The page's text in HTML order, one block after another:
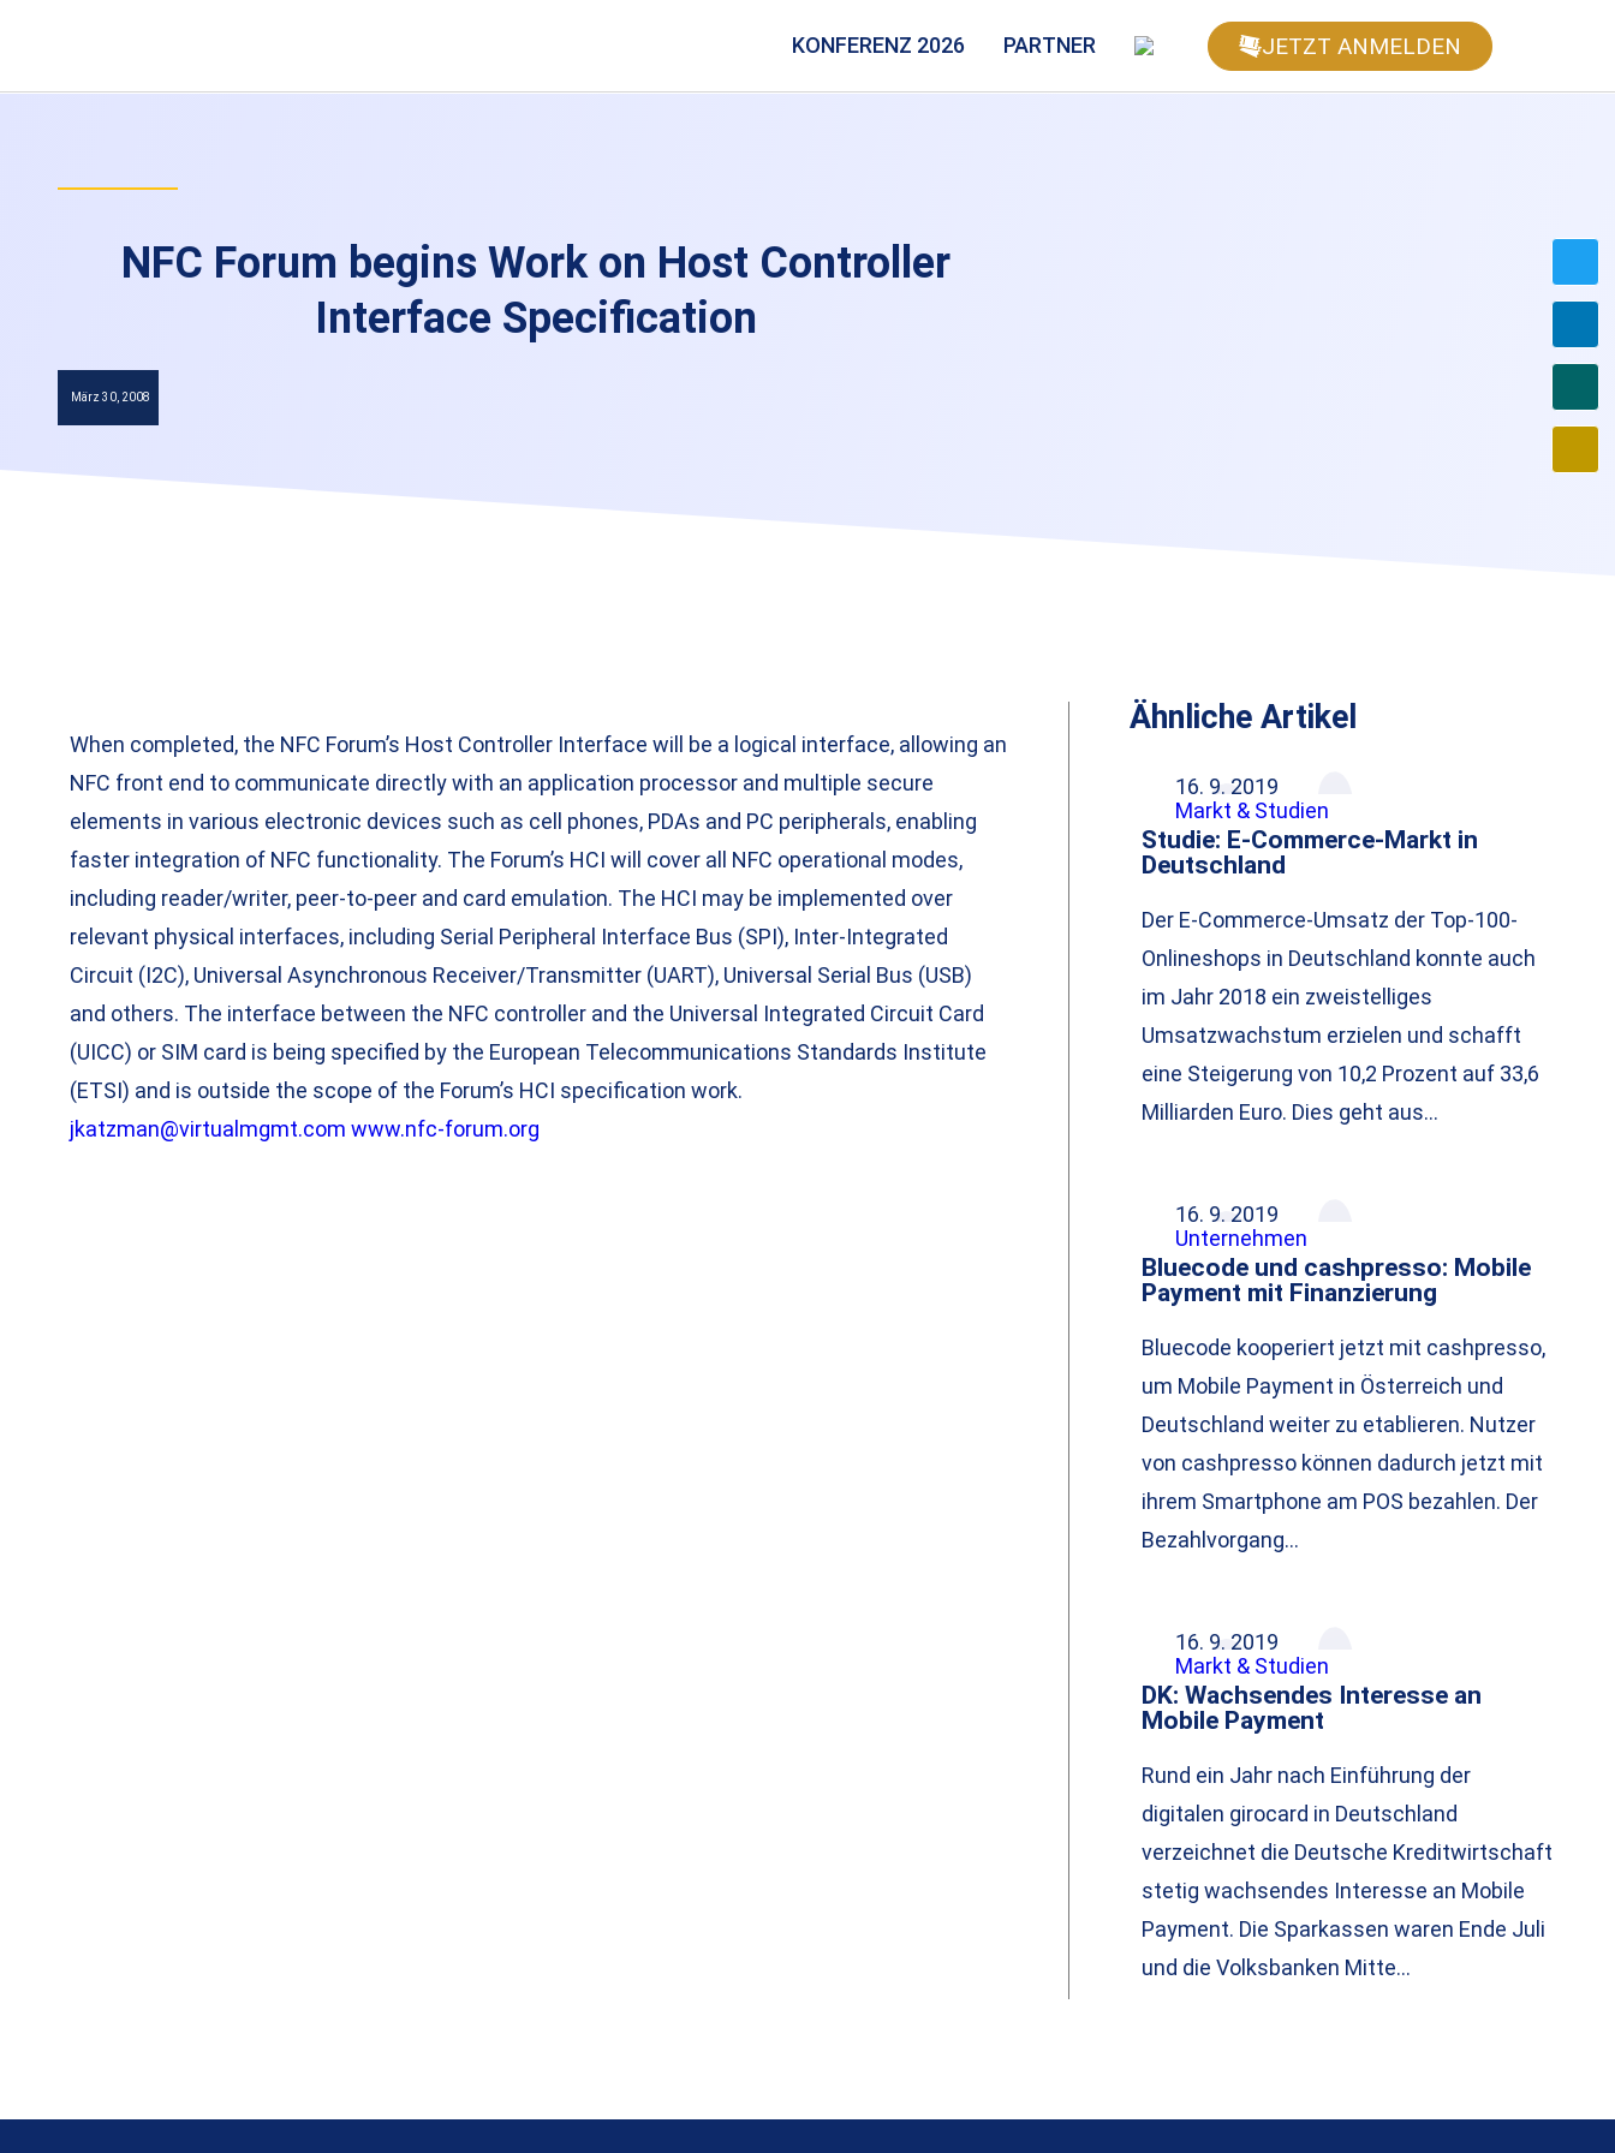
KONFERENZ 2026 PARTNER JETZT ANMELDEN
NFC Forum begins Work on Host Controller
Interface Specification
März 30, 2008
When completed, the NFC Forum’s Host Controller Interface will be a logical interface, allowing an
NFC front end to communicate directly with an application processor and multiple secure
elements in various electronic devices such as cell phones, PDAs and PC peripherals, enabling
faster integration of NFC functionality. The Forum’s HCI will cover all NFC operational modes,
including reader/writer, peer-to-peer and card emulation. The HCI may be implemented over
relevant physical interfaces, including Serial Peripheral Interface Bus (SPI), Inter-Integrated
Circuit (I2C), Universal Asynchronous Receiver/Transmitter (UART), Universal Serial Bus (USB)
and others. The interface between the NFC controller and the Universal Integrated Circuit Card
(UICC) or SIM card is being specified by the European Telecommunications Standards Institute
(ETSI) and is outside the scope of the Forum’s HCI specification work.
jkatzman@virtualmgmt.com www.nfc-forum.org
Ähnliche Artikel
16. 9. 2019
Markt & Studien
Studie: E-Commerce-Markt in
Deutschland
Der E-Commerce-Umsatz der Top-100-
Onlineshops in Deutschland konnte auch
im Jahr 2018 ein zweistelliges
Umsatzwachstum erzielen und schafft
eine Steigerung von 10,2 Prozent auf 33,6
Milliarden Euro. Dies geht aus…
16. 9. 2019
Unternehmen
Bluecode und cashpresso: Mobile
Payment mit Finanzierung
Bluecode kooperiert jetzt mit cashpresso,
um Mobile Payment in Österreich und
Deutschland weiter zu etablieren. Nutzer
von cashpresso können dadurch jetzt mit
ihrem Smartphone am POS bezahlen. Der
Bezahlvorgang…
16. 9. 2019
Markt & Studien
DK: Wachsendes Interesse an
Mobile Payment
Rund ein Jahr nach Einführung der
digitalen girocard in Deutschland
verzeichnet die Deutsche Kreditwirtschaft
stetig wachsendes Interesse an Mobile
Payment. Die Sparkassen waren Ende Juli
und die Volksbanken Mitte…